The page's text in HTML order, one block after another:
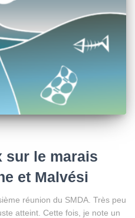
sur le marais
et Malvési
réunion du SMDA. Très peu
atteint. Cette fois, je note un